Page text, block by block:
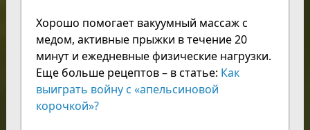
Хорошо помогает вакуумный массаж с
медом, активные прыжки в течение 20
минут и ежедневные физические нагрузки.
Еще больше рецептов – в статье: Как
выиграть войну с «апельсиновой
корочкой»?